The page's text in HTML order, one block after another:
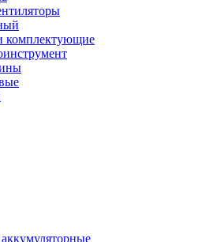
комплектующие